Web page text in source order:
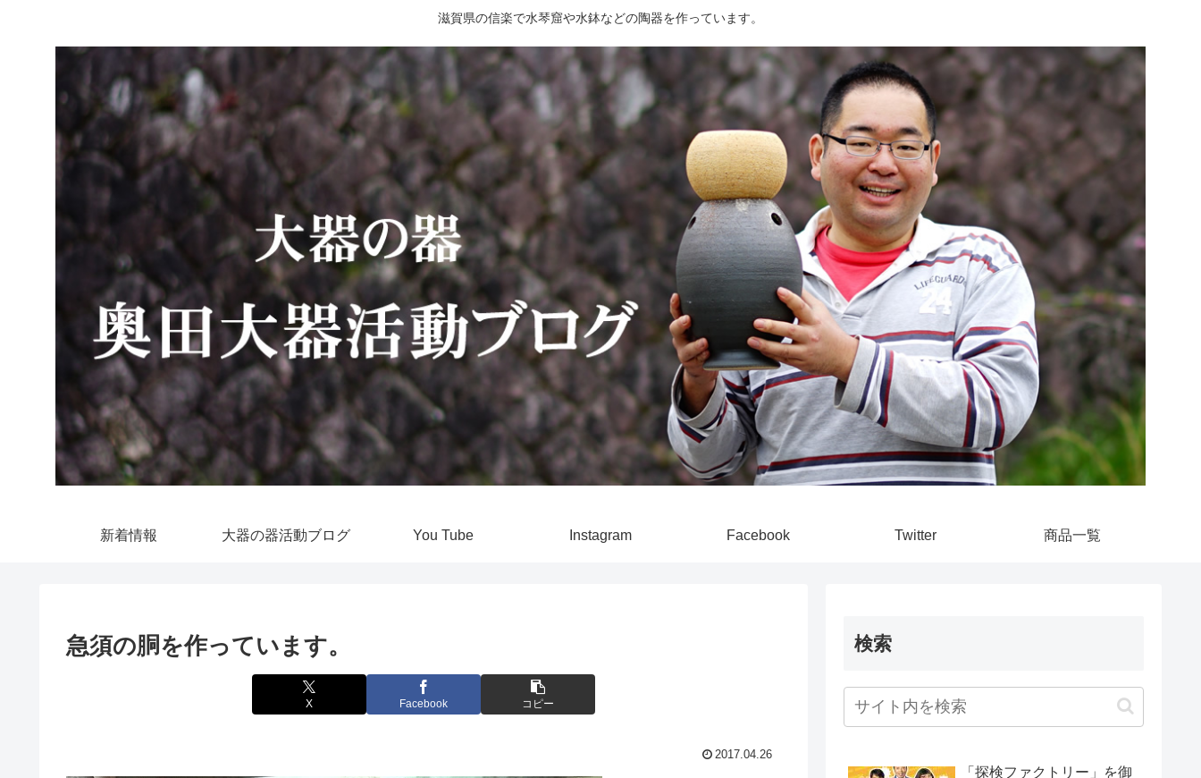
滋賀県の信楽で水琴窟や水鉢などの陶器を作っています。
新着情報 大器の器活動ブログ You Tube Instagram Facebook Twitter 商品一覧
急須の胴を作っています。
X Facebook コピー
2017.04.26
検索
「探検ファクトリー」を御